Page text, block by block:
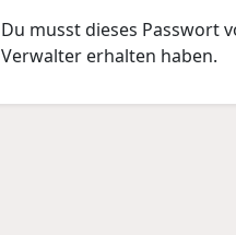
Du musst dieses Passwort
Verwalter erhalten haben.